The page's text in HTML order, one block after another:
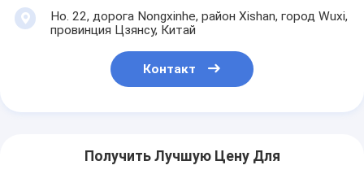
Но. 22, дорога Nongxinhe, район Xishan, город Wuxi,
провинция Цзянсу, Китай
Контакт
Получить Лучшую Цену Для